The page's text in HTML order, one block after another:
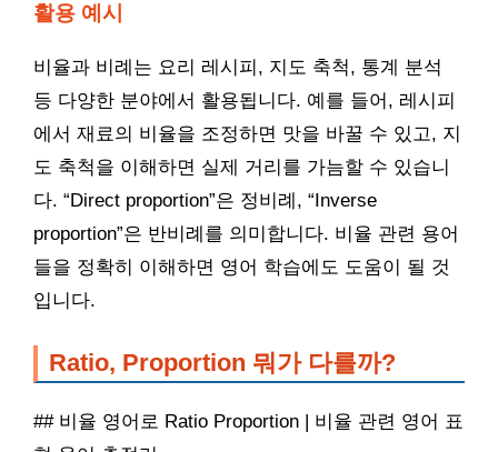
활용 예시
비율과 비례는 요리 레시피, 지도 축척, 통계 분석
등 다양한 분야에서 활용됩니다. 예를 들어, 레시피
에서 재료의 비율을 조정하면 맛을 바꿀 수 있고, 지
도 축척을 이해하면 실제 거리를 가늠할 수 있습니
다. “Direct proportion”은 정비례, “Inverse
proportion”은 반비례를 의미합니다. 비율 관련 용어
들을 정확히 이해하면 영어 학습에도 도움이 될 것
입니다.
Ratio, Proportion 뭐가 다를까?
## 비율 영어로 Ratio Proportion | 비율 관련 영어 표